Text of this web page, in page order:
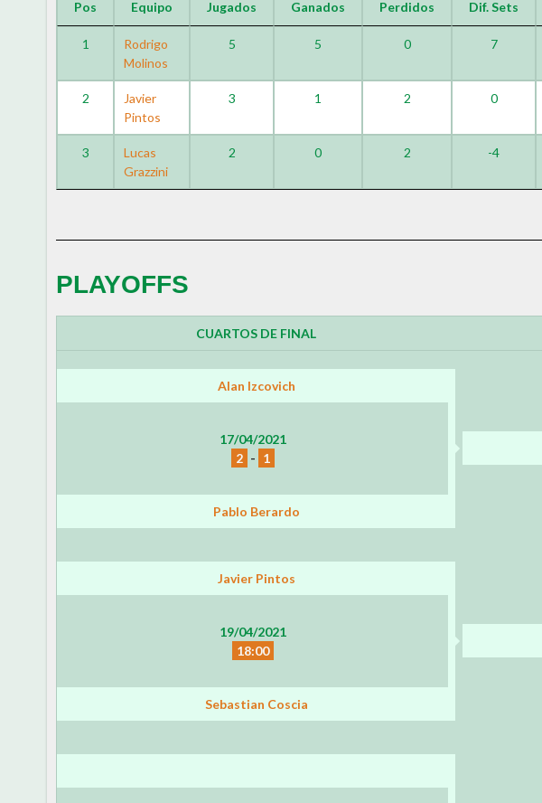
Pos Equipo Jugados Ganados Perdidos Dif. Sets
1
Rodrigo
Molinos
5 5 0 7
2
Javier
Pintos
3 1 2 0
3
Lucas
Grazzini
2 0 2 -4
PLAYOFFS
CUARTOS DE FINAL
Alan Izcovich
17/04/2021
2 - 1
Pablo Berardo
Javier Pintos
19/04/2021
18:00
Sebastian Coscia